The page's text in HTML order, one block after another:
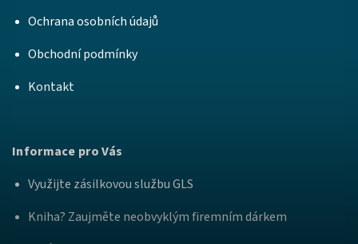
Ochrana osobních údajů
Obchodní podmínky
Kontakt